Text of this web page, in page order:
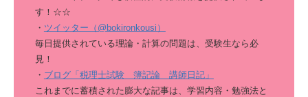
す！☆☆
・ ツイッター（@bokironkousi）
毎日提供されている理論・計算の問題は、受験生なら必
見！
・ ブログ「税理士試験 簿記論 講師日記」
これまでに蓄積された膨大な記事は、学習内容・勉強法と